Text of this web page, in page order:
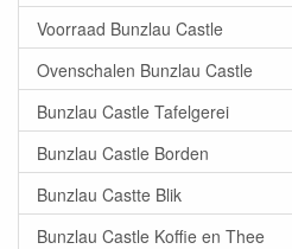
Voorraad Bunzlau Castle
Ovenschalen Bunzlau Castle
Bunzlau Castle Tafelgerei
Bunzlau Castle Borden
Bunzlau Castte Blik
Bunzlau Castle Koffie en Thee